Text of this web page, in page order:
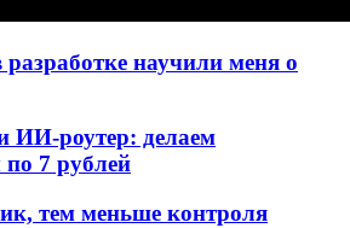
разработке научили меня о
ИИ-роутер: делаем
7 рублей
тем меньше контроля